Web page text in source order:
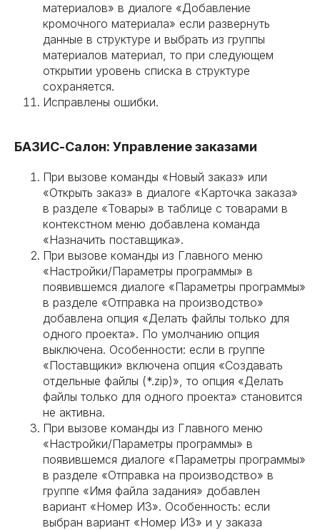
материалов» в диалоге «Добавление
кромочного материала» если развернуть
данные в структуре и выбрать из группы
материалов материал, то при следующем
открытии уровень списка в структуре
сохраняется.
Исправлены ошибки.
БАЗИС-Салон: Управление заказами
При вызове команды «Новый заказ» или
«Открыть заказ» в диалоге «Карточка заказа»
в разделе «Товары» в таблице с товарами в
контекстном меню добавлена команда
«Назначить поставщика».
При вызове команды из Главного меню
«Настройки/Параметры программы» в
появившемся диалоге «Параметры программы»
в разделе «Отправка на производство»
добавлена опция «Делать файлы только для
одного проекта». По умолчанию опция
выключена. Особенности: если в группе
«Поставщики» включена опция «Создавать
отдельные файлы (*.zip)», то опция «Делать
файлы только для одного проекта» становится
не активна.
При вызове команды из Главного меню
«Настройки/Параметры программы» в
появившемся диалоге «Параметры программы»
в разделе «Отправка на производство» в
группе «Имя файла задания» добавлен
вариант «Номер ИЗ». Особенность: если
выбран вариант «Номер ИЗ» и у заказа